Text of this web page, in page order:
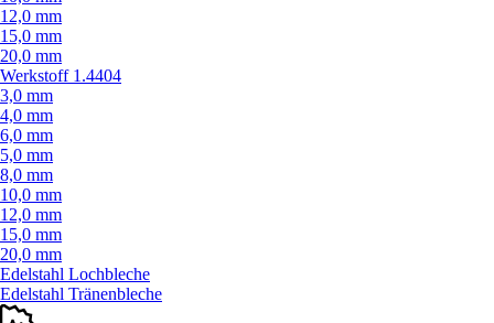
12,0 mm
15,0 mm
20,0 mm
Werkstoff 1.4404
3,0 mm
4,0 mm
6,0 mm
5,0 mm
8,0 mm
10,0 mm
12,0 mm
15,0 mm
20,0 mm
Edelstahl Lochbleche
Edelstahl Tränenbleche